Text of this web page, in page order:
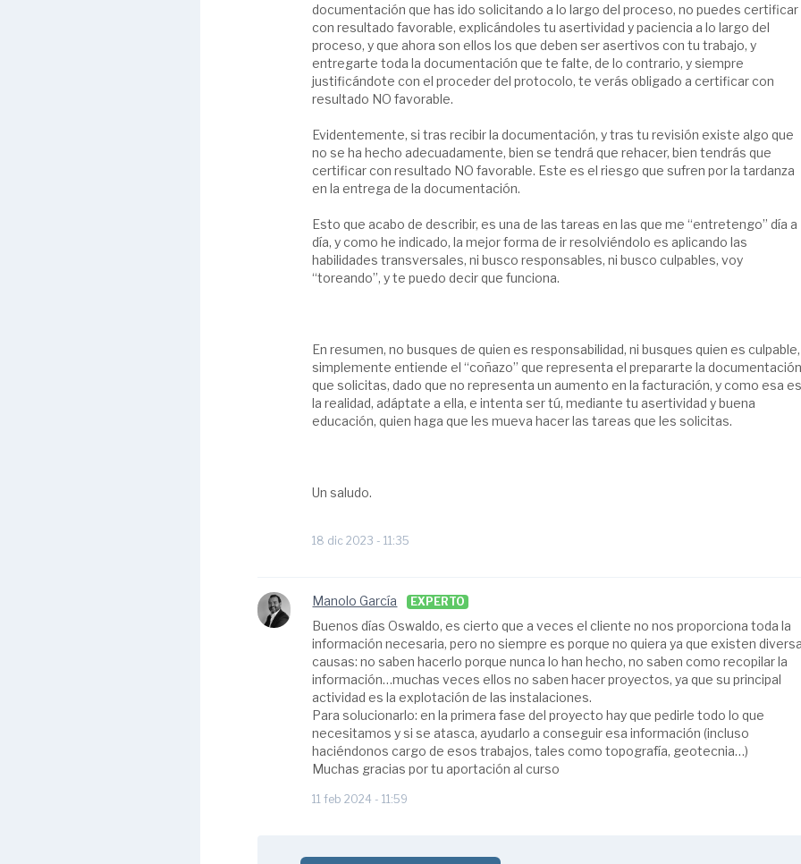
documentación que has ido solicitando a lo largo del proceso, no puedes certificar
con resultado favorable, explicándoles tu asertividad y paciencia a lo largo del
proceso, y que ahora son ellos los que deben ser asertivos con tu trabajo, y
entregarte toda la documentación que te falte, de lo contrario, y siempre
justificándote con el proceder del protocolo, te verás obligado a certificar con
resultado NO favorable.
Evidentemente, si tras recibir la documentación, y tras tu revisión existe algo que
no se ha hecho adecuadamente, bien se tendrá que rehacer, bien tendrás que
certificar con resultado NO favorable. Este es el riesgo que sufren por la tardanza
en la entrega de la documentación.
Esto que acabo de describir, es una de las tareas en las que me “entretengo” día a
día, y como he indicado, la mejor forma de ir resolviéndolo es aplicando las
habilidades transversales, ni busco responsables, ni busco culpables, voy
“toreando”, y te puedo decir que funciona.
En resumen, no busques de quien es responsabilidad, ni busques quien es culpable,
simplemente entiende el “coñazo” que representa el prepararte la
que solicitas, dado que no representa un aumento en la facturación, y como esa
la realidad, adáptate a ella, e intenta ser tú, mediante tu asertividad y buena
educación, quien haga que les mueva hacer las tareas que les solicitas.
Un saludo.
18 dic 2023 - 11:35
Manolo García EXPERTO
Buenos días Oswaldo, es cierto que a veces el cliente no nos proporciona toda la
información necesaria, pero no siempre es porque no quiera ya que existen
causas: no saben hacerlo porque nunca lo han hecho, no saben como recopilar la
información…muchas veces ellos no saben hacer proyectos, ya que su principal
actividad es la explotación de las instalaciones.
Para solucionarlo: en la primera fase del proyecto hay que pedirle todo lo que
necesitamos y si se atasca, ayudarlo a conseguir esa información (incluso
haciéndonos cargo de esos trabajos, tales como topografía, geotecnia…)
Muchas gracias por tu aportación al curso
11 feb 2024 - 11:59